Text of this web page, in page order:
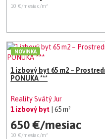
10 €/mesiac/m²
1 izbový byt 65 m2 –
PONUKA ***
Reality Svätý Jur
1 izbový byt
| 65 m²
650 €/mesiac
10 €/mesiac/m²
NOVINKA